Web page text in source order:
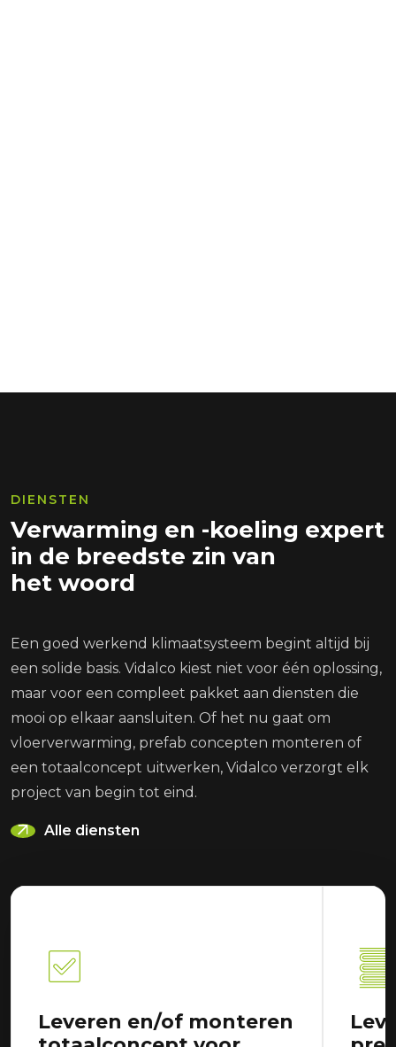
DIENSTEN
Verwarming en -koeling expert
in de breedste zin van
het woord
Een goed werkend klimaatsysteem begint altijd bij
een solide basis. Vidalco kiest niet voor één oplossing,
maar voor een compleet pakket aan diensten die
mooi op elkaar aansluiten. Of het nu gaat om
vloerverwarming, prefab concepten monteren of
een totaalconcept uitwerken, Vidalco verzorgt elk
project van begin tot eind.
Alle diensten
Leveren en/of monteren